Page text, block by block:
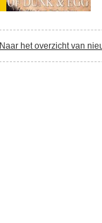
Naar het overzicht van